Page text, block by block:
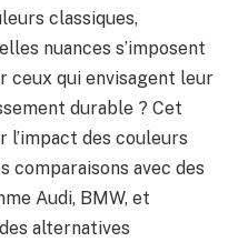
classiques,
nuances s’imposent
ceux qui envisagent leur
durable ? Cet
des couleurs
comparaisons avec des
Audi, BMW, et
alternatives